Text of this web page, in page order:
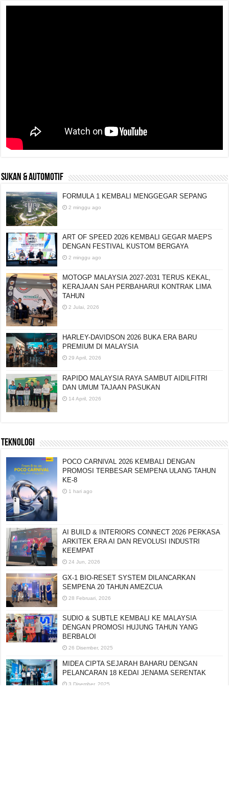
SUKAN & AUTOMOTIF
FORMULA 1 KEMBALI MENGGEGAR SEPANG
2 minggu ago
ART OF SPEED 2026 KEMBALI GEGAR MAEPS
DENGAN FESTIVAL KUSTOM BERGAYA
2 minggu ago
MOTOGP MALAYSIA 2027-2031 TERUS KEKAL,
KERAJAAN SAH PERBAHARUI KONTRAK LIMA
TAHUN
2 Julai, 2026
HARLEY-DAVIDSON 2026 BUKA ERA BARU
PREMIUM DI MALAYSIA
29 April, 2026
RAPIDO MALAYSIA RAYA SAMBUT AIDILFITRI
DAN UMUM TAJAAN PASUKAN
14 April, 2026
TEKNOLOGI
POCO CARNIVAL 2026 KEMBALI DENGAN
PROMOSI TERBESAR SEMPENA ULANG TAHUN
KE-8
1 hari ago
AI BUILD & INTERIORS CONNECT 2026 PERKASA
ARKITEK ERA AI DAN REVOLUSI INDUSTRI
KEEMPAT
24 Jun, 2026
GX-1 BIO-RESET SYSTEM DILANCARKAN
SEMPENA 20 TAHUN AMEZCUA
28 Februari, 2026
SUDIO & SUBTLE KEMBALI KE MALAYSIA
DENGAN PROMOSI HUJUNG TAHUN YANG
BERBALOI
26 Disember, 2025
MIDEA CIPTA SEJARAH BAHARU DENGAN
PELANCARAN 18 KEDAI JENAMA SERENTAK
3 Disember, 2025